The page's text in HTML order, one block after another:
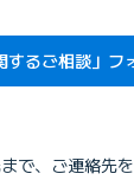
するご相談」フ
で、ご連絡先